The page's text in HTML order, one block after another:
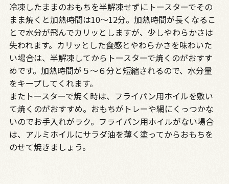
冷凍したままのおもちを半解凍せずにトースターでその
まま焼くと加熱時間は10～12分。加熱時間が長くなるこ
とで水分が飛んでカリッとしますが、少しやわらかさは
失われます。カリッとした食感とやわらかさを味わいた
い場合は、半解凍してからトースターで焼くのがおすす
めです。加熱時間が５～６分と短縮されるので、水分量
をキープしてくれます。
またトースターで焼く時は、フライパン用ホイルを敷い
て焼くのがおすすめ。おもちがトレーや網にくっつかな
いのでお手入れがラク。フライパン用ホイルがない場合
は、アルミホイルにサラダ油を薄く塗ってからおもちを
のせて焼きましょう。